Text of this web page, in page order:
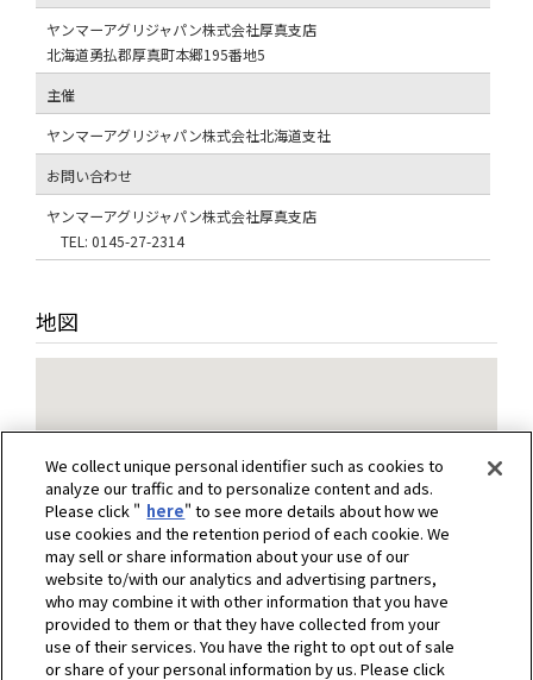
ヤンマーアグリジャパン株式会社厚真支店
北海道勇払郡厚真町本郷195番地5
主催
ヤンマーアグリジャパン株式会社北海道支社
お問い合わせ
ヤンマーアグリジャパン株式会社厚真支店
TEL: 0145-27-2314
地図
We collect unique personal identifier such as cookies to
analyze our traffic and to personalize content and ads.
Please click " here" to see more details about how we
use cookies and the retention period of each cookie. We
may sell or share information about your use of our
website to/with our analytics and advertising partners,
who may combine it with other information that you have
provided to them or that they have collected from your
use of their services. You have the right to opt out of sale
or share of your personal information by us. Please click